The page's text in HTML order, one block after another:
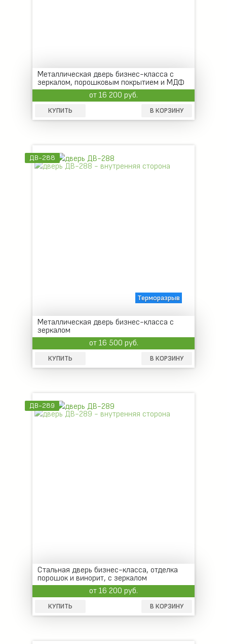
Металлическая дверь бизнес-класса с
зеркалом, порошковым покрытием и МДФ
от 16 200 руб.
КУПИТЬ В КОРЗИНУ
ДВ-288
Терморазрыв
Металлическая дверь бизнес-класса с
зеркалом
от 16 500 руб.
КУПИТЬ В КОРЗИНУ
ДВ-289
Стальная дверь бизнес-класса, отделка
порошок и винорит, с зеркалом
от 16 200 руб.
КУПИТЬ В КОРЗИНУ